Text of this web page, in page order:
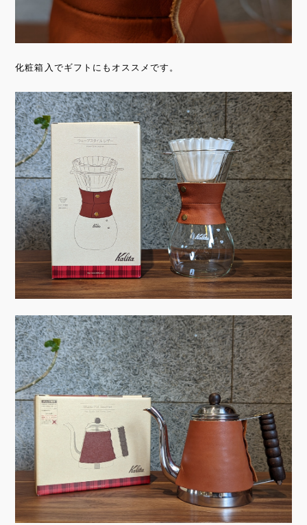
化粧箱入でギフトにもオススメです。